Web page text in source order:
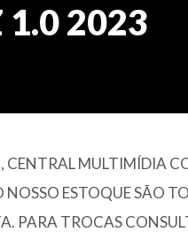
1.0 2023
CENTRAL MULTIMÍDIA
NOSSO ESTOQUE SÃO
PARA TROCAS